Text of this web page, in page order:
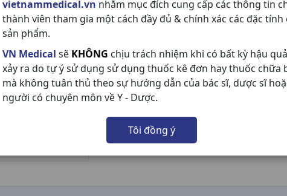
vietnammedical.vn nhằm mục đích cung cấp các thông tin
thành viên tham gia một cách đầy đủ & chính xác các đặc tính
sản phẩm.
VN Medical sẽ KHÔNG chịu trách nhiệm khi có bất kỳ hậu
xảy ra do tự ý sử dụng sử dụng thuốc kê đơn hay thuốc chữa
mà không tuân thủ theo sự hướng dẫn của bác sĩ, dược sĩ
người có chuyên môn về Y - Dược.
Tôi đồng ý